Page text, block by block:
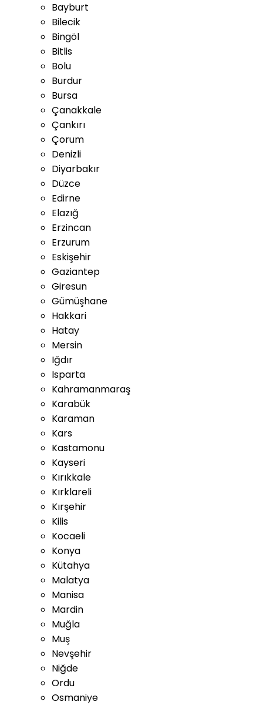
Bayburt
Bilecik
Bingöl
Bitlis
Bolu
Burdur
Bursa
Çanakkale
Çankırı
Çorum
Denizli
Diyarbakır
Düzce
Edirne
Elazığ
Erzincan
Erzurum
Eskişehir
Gaziantep
Giresun
Gümüşhane
Hakkari
Hatay
Mersin
Iğdır
Isparta
Kahramanmaraş
Karabük
Karaman
Kars
Kastamonu
Kayseri
Kırıkkale
Kırklareli
Kırşehir
Kilis
Kocaeli
Konya
Kütahya
Malatya
Manisa
Mardin
Muğla
Muş
Nevşehir
Niğde
Ordu
Osmaniye